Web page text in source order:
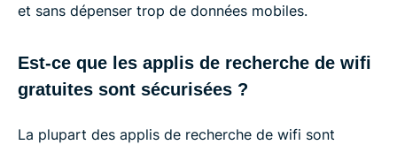
et sans dépenser trop de données mobiles.
Est-ce que les applis de recherche de wifi
gratuites sont sécurisées ?
La plupart des applis de recherche de wifi sont